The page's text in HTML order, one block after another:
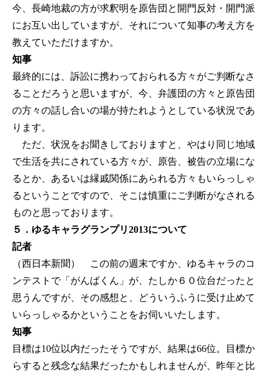
今、長崎地裁の方が求釈明を原告団と開門反対・開門派
にお互い出していますが、それについて知事の考え方を
教えていただけますか。
知事
最終的には、訴訟に携わっておられる方々がご判断なさ
ることだろうと思いますが、今、弁護団の方々と原告団
の方々の話し合いの場が持たれようとしている状況であ
ります。
ただ、状況をお聞きしておりますと、やはり同じ地域
で生活を共にされている方々が、原告、被告の立場にな
るとか、あるいは縁戚関係にあられる方々もいらっしゃ
るということですので、そこは慎重にご判断がなされる
ものと思っております。
５．ゆるキャラグランプリ2013について
記者
（西日本新聞） この前の週末ですか、ゆるキャラのコ
ンテストで「がんばくん」が、たしか６０位台だったと
思うんですが、その感想と、どういうふうに受け止めて
いらっしゃるかということをお伺いいたします。
知事
目標は10位以内だったそうですが、結果は66位。目標か
らすると残念な結果だったかもしれませんが、昨年と比